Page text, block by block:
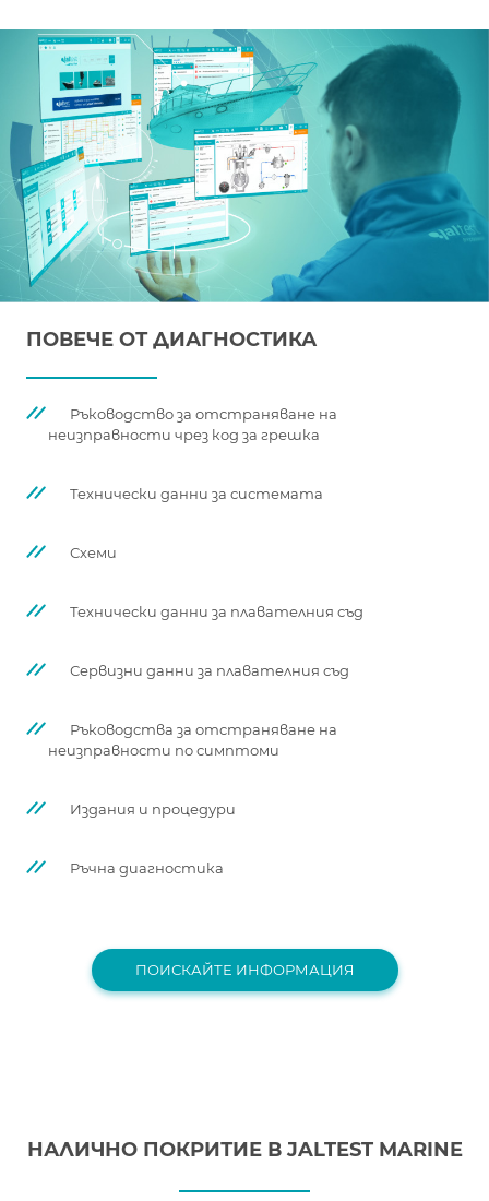
ПОВЕЧЕ ОТ ДИАГНОСТИКА
Ръководство за отстраняване на
неизправности чрез код за грешка
Технически данни за системата
Схеми
Технически данни за плавателния съд
Сервизни данни за плавателния съд
Ръководства за отстраняване на
неизправности по симптоми
Издания и процедури
Ръчна диагностика
ПОИСКАЙТЕ ИНФОРМАЦИЯ
НАЛИЧНО ПОКРИТИЕ В JALTEST MARINE